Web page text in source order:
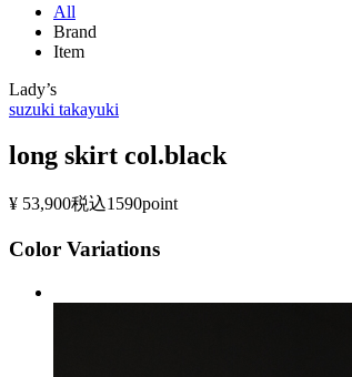
All
Brand
Item
Lady’s
suzuki takayuki
long skirt col.black
¥ 53,900税込1590point
Color Variations